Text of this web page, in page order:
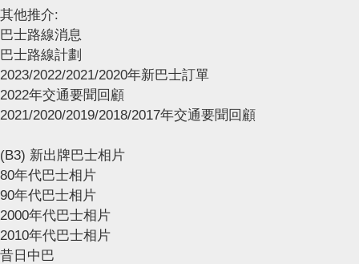
其他推介:
巴士路線消息
巴士路線計劃
2023/2022/2021/2020年新巴士訂單
2022年交通要聞回顧
2021/2020/2019/2018/2017年交通要聞回顧
(B3) 新出牌巴士相片
80年代巴士相片
90年代巴士相片
2000年代巴士相片
2010年代巴士相片
昔日中巴